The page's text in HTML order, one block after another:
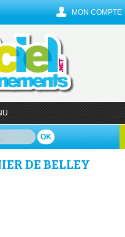
MON COMPTE
OK
DE BELLEY